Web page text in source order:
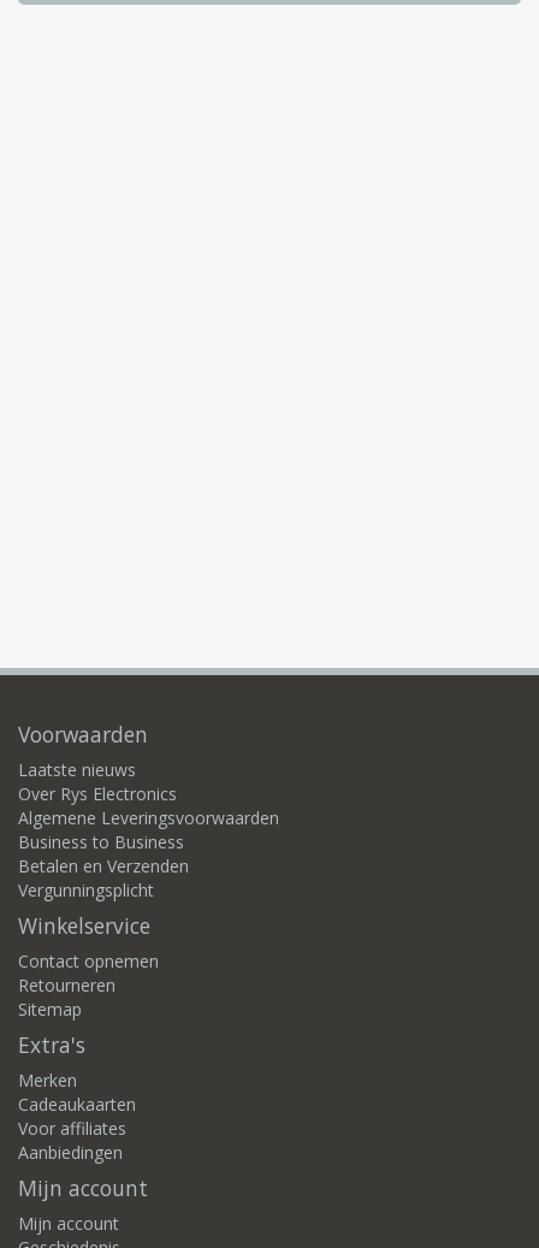
Voorwaarden
Laatste nieuws
Over Rys Electronics
Algemene Leveringsvoorwaarden
Business to Business
Betalen en Verzenden
Vergunningsplicht
Winkelservice
Contact opnemen
Retourneren
Sitemap
Extra's
Merken
Cadeaukaarten
Voor affiliates
Aanbiedingen
Mijn account
Mijn account